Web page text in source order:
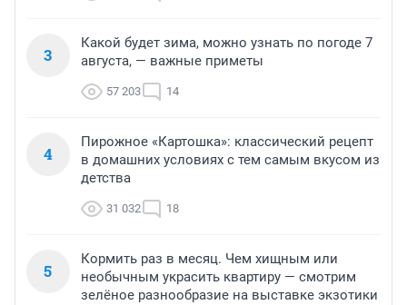
3
Какой будет зима, можно узнать по погоде 7
августа, — важные приметы
57 203 14
4
Пирожное «Картошка»: классический рецепт
в домашних условиях с тем самым вкусом из
детства
31 032 18
5
Кормить раз в месяц. Чем хищным или
необычным украсить квартиру — смотрим
зелёное разнообразие на выставке экзотики